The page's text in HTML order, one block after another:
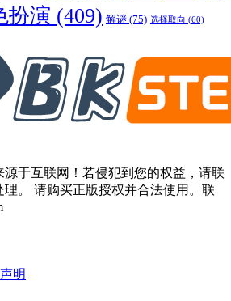
扮演 (409) 解谜 (75) 选择取向 (60)
于互联网！若侵犯到您的权益，请联
。 请购买正版授权并合法使用。联
明